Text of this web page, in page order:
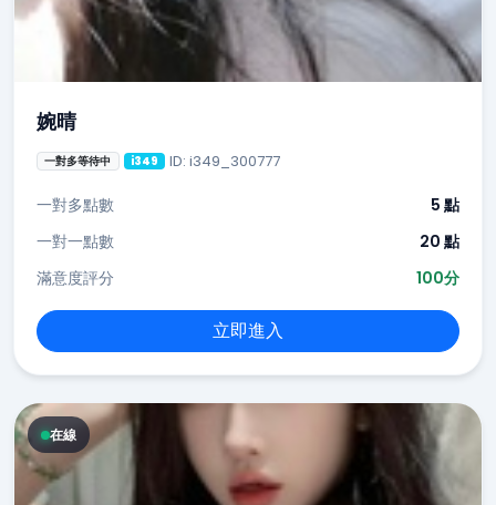
婉晴
一對多等待中 i349 ID: i349_300777
一對多點數
5 點
一對一點數
20 點
滿意度評分
100分
立即進入
在線